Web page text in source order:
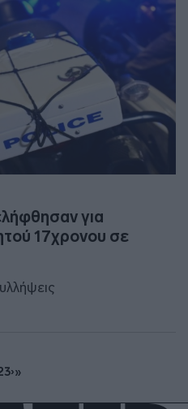
για
17χρονου σε
3›»